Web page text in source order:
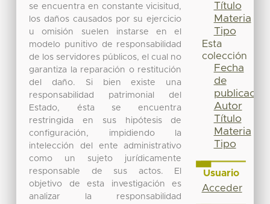
se encuentra en constante vicisitud,
los daños causados por su ejercicio
u omisión suelen instarse en el
modelo punitivo de responsabilidad
de los servidores públicos, el cual no
garantiza la reparación o restitución
del daño. Si bien existe una
responsabilidad patrimonial del
Estado, ésta se encuentra
restringida en sus hipótesis de
configuración, impidiendo la
intelección del ente administrativo
como un sujeto jurídicamente
responsable de sus actos. El
objetivo de esta investigación es
analizar la responsabilidad
Título
Materia
Tipo
Esta
colección
Fecha
de
publicación
Autor
Título
Materia
Tipo
Usuario
Acceder